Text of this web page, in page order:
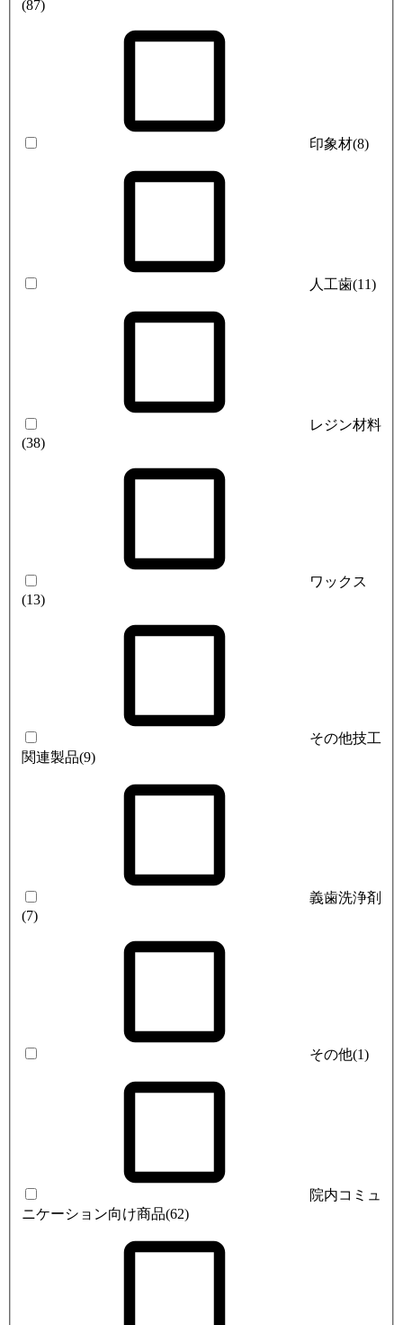
(87)
印象材(8)
人工歯(11)
レジン材料
(38)
ワックス
(13)
その他技工
関連製品(9)
義歯洗浄剤
(7)
その他(1)
院内コミュ
ニケーション向け商品(62)